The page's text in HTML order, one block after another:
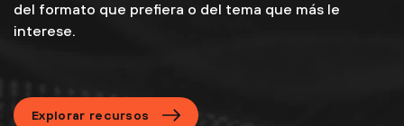
del formato que prefiera o del tema que más le
interese.
Explorar recursos